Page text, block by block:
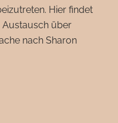
Hier findet
Austausch über
nach Sharon